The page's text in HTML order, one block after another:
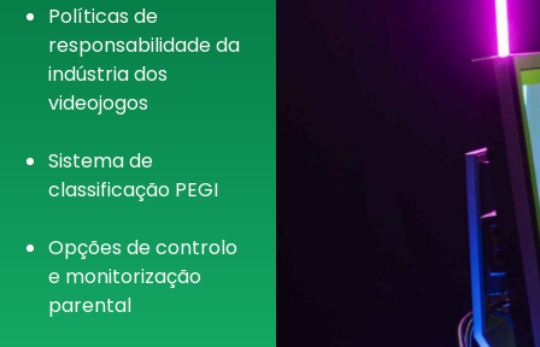
Políticas de
responsabilidade da
indústria dos
videojogos
Sistema de
classificação PEGI
Opções de controlo
e monitorização
parental